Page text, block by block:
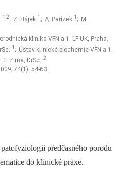
1,2; Z. Hájek 1 ; A. Pařízek 1 ; M.
klinika VFN a 1. LF UK, Praha,
1 ; Ústav klinické biochemie VFN a 1.
T. Zima, DrSc. 2
74(1): 54-63
předčasného porodu
do klinické praxe.